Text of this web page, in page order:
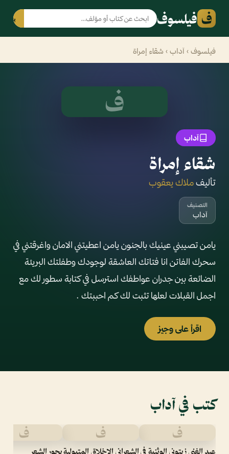
ف فيلسوف بحث
فيلسوف › آداب › شقاء إمراة
ف
آداب
شقاء إمراة
تأليفملاك يعقوب
التصنيف
آداب
يامن تصيبني عينيك بالجنون يامن اعطيتني الامان واغرقتني في
سحرك الفاتن انا فتاتك العاشقة لوجودك وطفلتك البريئة
الضائعة بين جدران عواطفك استرسل في كتابة سطور لك مع
اجمل القبلات لعلها تثبت لك كم احببتك .
اقرأ على وجيز
كتب في آداب
ف
عبد الغني زيتوني الوثنية في
ف
الشعراني الاخلاق المتبولية
ف
بحور الشعر